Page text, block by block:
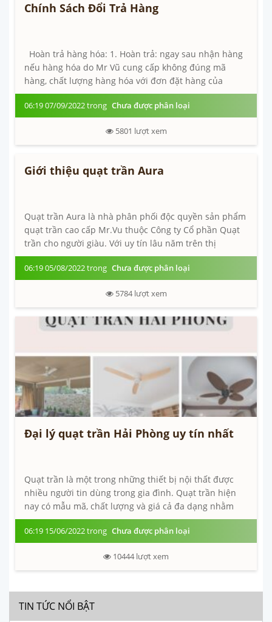
Chính Sách Đổi Trả Hàng
Hoàn trả hàng hóa: 1. Hoàn trả: ngay sau nhận hàng
nếu hàng hóa do Mr Vũ cung cấp không đúng mã
hàng, chất lượng hàng hóa với đơn đặt hàng của
khách hàng. Phương thức trả hàng đã mua: mang...
06:19 07/09/2022 trong Chưa được phân loại
5801 lượt xem
Giới thiệu quạt trần Aura
Quạt trần Aura là nhà phân phối độc quyền sản phẩm
quạt trần cao cấp Mr.Vu thuộc Công ty Cổ phần Quạt
trần cho người giàu. Với uy tín lâu năm trên thị
trường, Quạt trần Aura mang lại những...
06:19 05/08/2022 trong Chưa được phân loại
5784lượt xem
Đại lý quạt trần Hải Phòng uy tín nhất
Quạt trần là một trong những thiết bị nội thất được
nhiều người tin dùng trong gia đình. Quạt trần hiện
nay có mẫu mã, chất lượng và giá cả đa dạng nhằm
mang đến nhiều sự lựa chọn cho...
06:19 15/06/2022 trong Chưa được phân loại
10444lượt xem
TIN TỨC NỔI BẬT